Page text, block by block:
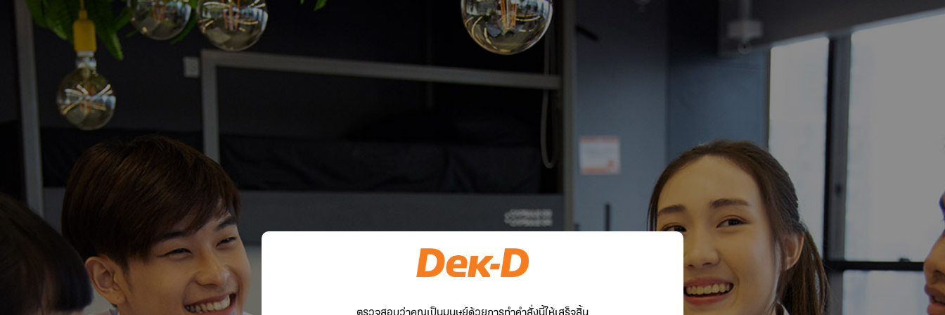
ตรวจสอบว่าคุณเป็นมนุษย์ด้วยการทำคำสั่งนี้ให้เสร็จสิ้น